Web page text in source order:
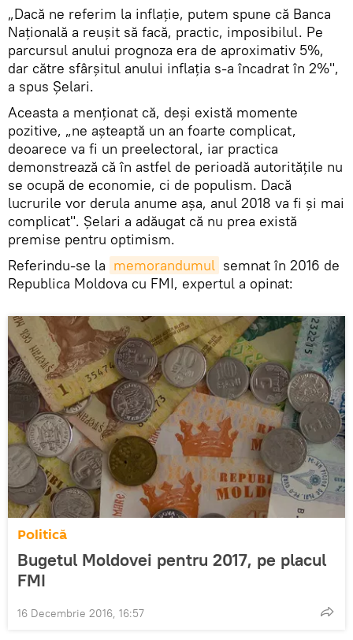
„Dacă ne referim la inflație, putem spune că Banca
Națională a reușit să facă, practic, imposibilul. Pe
parcursul anului prognoza era de aproximativ 5%,
dar către sfârșitul anului inflația s-a încadrat în 2%",
a spus Șelari.
Aceasta a menționat că, deși există momente
pozitive, „ne așteaptă un an foarte complicat,
deoarece va fi un preelectoral, iar practica
demonstrează că în astfel de perioadă autoritățile nu
se ocupă de economie, ci de populism. Dacă
lucrurile vor derula anume așa, anul 2018 va fi și mai
complicat". Șelari a adăugat că nu prea există
premise pentru optimism.
Referindu-se la memorandumul semnat în 2016 de
Republica Moldova cu FMI, expertul a opinat:
Politică
Bugetul Moldovei pentru 2017, pe placul
FMI
16 Decembrie 2016, 16:57